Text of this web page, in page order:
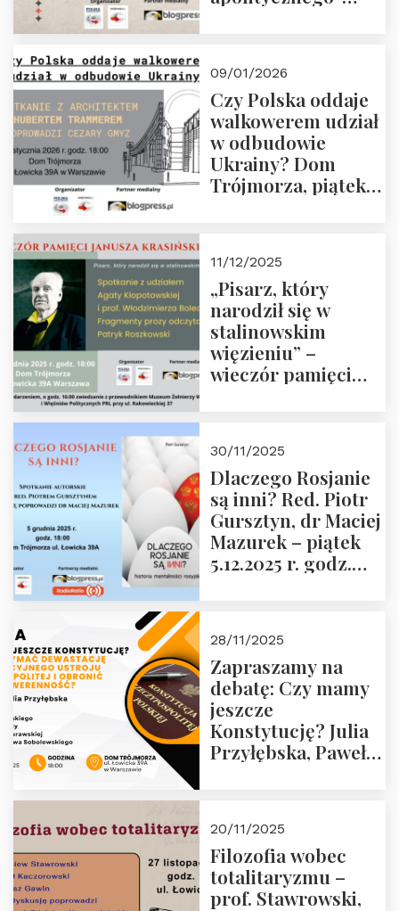
godz. 18:00.
Zapraszamy!
09/01/2026
Czy Polska oddaje
walkowerem udział
w odbudowie
Ukrainy? Dom
Trójmorza, piątek
11/12/2025
„Pisarz, który
narodził się w
stalinowskim
więzieniu” –
wieczór pamięci
zwiedzanie
Muzeum Żołnierzy
Wyklętych i
Więźniów
Politycznych PRL o
godz. 16:00 – 19
30/11/2025
Dlaczego Rosjanie
są inni? Red. Piotr
Gursztyn, dr Maciej
Mazurek – piątek
5.12.2025 r. godz.
28/11/2025
Zapraszamy na
debatę: Czy mamy
jeszcze
Konstytucję? Julia
Przyłębska, Paweł
Przemysław
Sobolewski – 4
grudnia 2025 r.
godz. 18:00.
20/11/2025
Filozofia wobec
totalitaryzmu –
prof. Stawrowski,